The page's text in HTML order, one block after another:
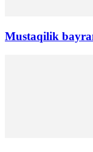
Mustaqilik